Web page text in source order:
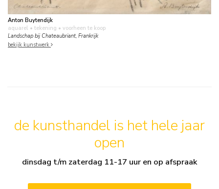
Anton Buytendijk
aquarel • tekening • voorheen te koop
Landschap bij Chateaubriant, Frankrijk
bekijk kunstwerk
de kunsthandel is het hele jaar
open
dinsdag t/m zaterdag 11-17 uur en op afspraak